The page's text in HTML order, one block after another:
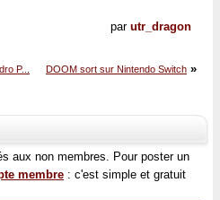
par utr_dragon
DOOM sort sur Nintendo Switch »
P...
aux non membres. Pour poster un
membre : c'est simple et gratuit